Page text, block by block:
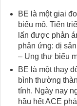
BE là một giai
biểu mô. Tiến
lấn được phản
phản ứng: dị
– Ung thư biểu
BE là một thay
bình thường
tính. Ngày nay
hầu hết ACE